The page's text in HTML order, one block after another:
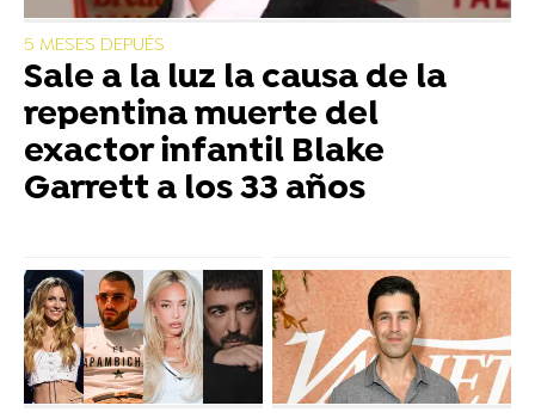
5 MESES DEPUÉS
Sale a la luz la causa de la
repentina muerte del
exactor infantil Blake
Garrett a los 33 años